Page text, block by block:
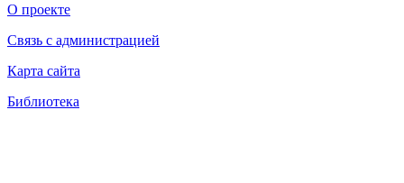
О проекте
Связь с администрацией
Карта сайта
Библиотека